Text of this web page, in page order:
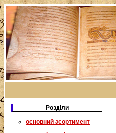
Розділи
основний асортимент